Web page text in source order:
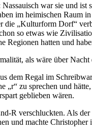
war sie und
im heimischen Raum
„Kulturform Dorf“
so etwas wie
Regionen hatten und
als wäre über
dem Regal im
zu sprechen und
geblieben wären.
R verschluckten. Als
und machte